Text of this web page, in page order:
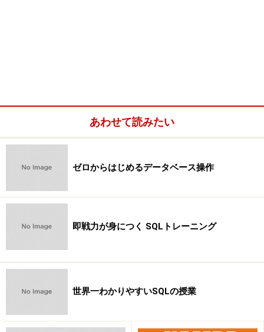
GROUP BY ROLLUPにより月ごとの小計、総合計が表示
されました。
例） GROUP BY CUBEにより月ごとの小計、商品ごとの
表名 : 売上
BY CUBE(月,商品名) ORDER BY 月,商品名;
GROUP BY CUBEにより月ごとの小計、商品ごとの小
あわせて読みたい
ゼロからはじめるデータベース操作
即戦力が身につく SQLトレーニング
世界一わかりやすいSQLの授業